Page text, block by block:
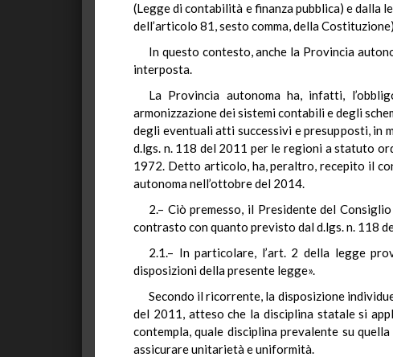
(Legge di contabilità e finanza pubblica) e dalla
dell’articolo 81, sesto comma, della
In questo contesto, anche la Provincia
interposta.
La Provincia autonoma ha, infatti,
armonizzazione dei sistemi contabili e degli
degli eventuali atti successivi e presupposti, in
d.lgs. n. 118 del 2011 per le regioni a statuto
1972. Detto articolo, ha, peraltro, recepito il
autonoma nell’ottobre del 2014.
2.– Ciò premesso, il Presidente del
contrasto con quanto previsto dal d.lgs. n. 118
2.1.– In particolare, l’art. 2 della legge
disposizioni della presente legge».
Secondo il ricorrente, la disposizione
del 2011, atteso che la disciplina statale si
contempla, quale disciplina prevalente su
assicurare unitarietà e uniformità.